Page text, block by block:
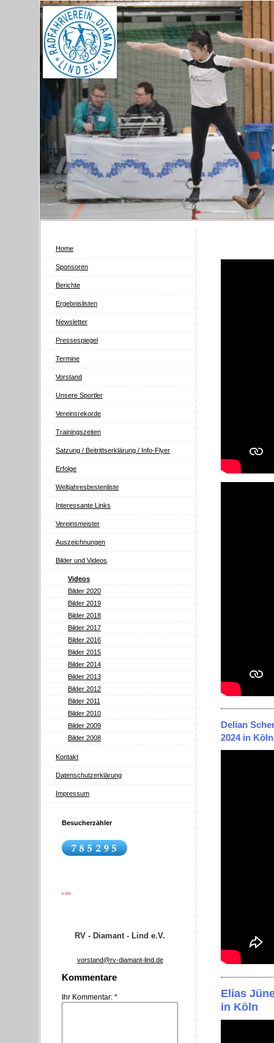
Home
Sponsoren
Berichte
Ergebnislisten
Newsletter
Pressespiegel
Termine
Vorstand
Unsere Sportler
Vereinsrekorde
Trainingszeiten
Satzung / Beitrittserklärung / Info-Flyer
Erfolge
Weltjahresbestenliste
Interessante Links
Vereinsmeister
Auszeichnungen
Bilder und Videos
Videos
Bilder 2020
Bilder 2019
Bilder 2018
Bilder 2017
Bilder 2016
Bilder 2015
Bilder 2014
Bilder 2013
Bilder 2012
Bilder 2011
Bilder 2010
Bilder 2009
Bilder 2008
Kontakt
Datenschutzerklärung
Impressum
Besucherzähler
Wir suchen Nachwuchs
RV - Diamant - Lind e.V.
vorstand@rv-diamant-lind.de
Kommentare
Ihr Kommentar: *
Delian
2024 in Köln
Elias
in Köln